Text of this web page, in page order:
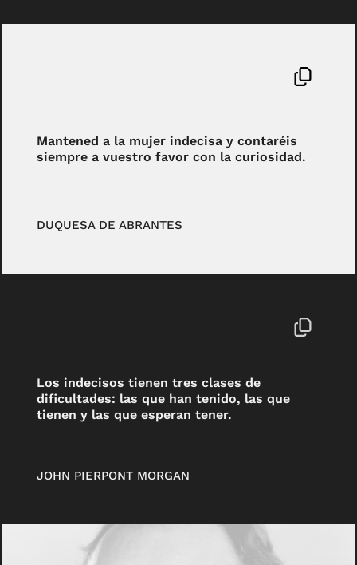
Mantened a la mujer indecisa y contaréis
siempre a vuestro favor con la curiosidad.
DUQUESA DE ABRANTES
Los indecisos tienen tres clases de
dificultades: las que han tenido, las que
tienen y las que esperan tener.
JOHN PIERPONT MORGAN